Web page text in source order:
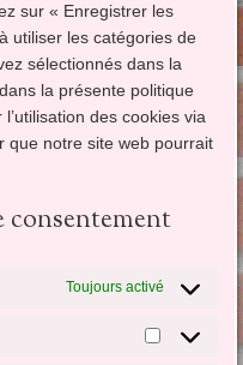
sur « Enregistrer les
utiliser les catégories de
sélectionnés dans la
la présente politique
des cookies via
que notre site web pourrait
consentement
Toujours activé